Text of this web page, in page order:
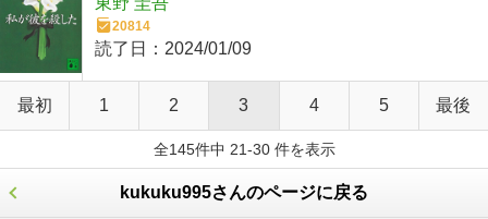
20814
読了日： 2024/01/09
最初 1 2 3 4 5 最後
全145件中 21-30 件を表示
kukuku995さんのページに戻る